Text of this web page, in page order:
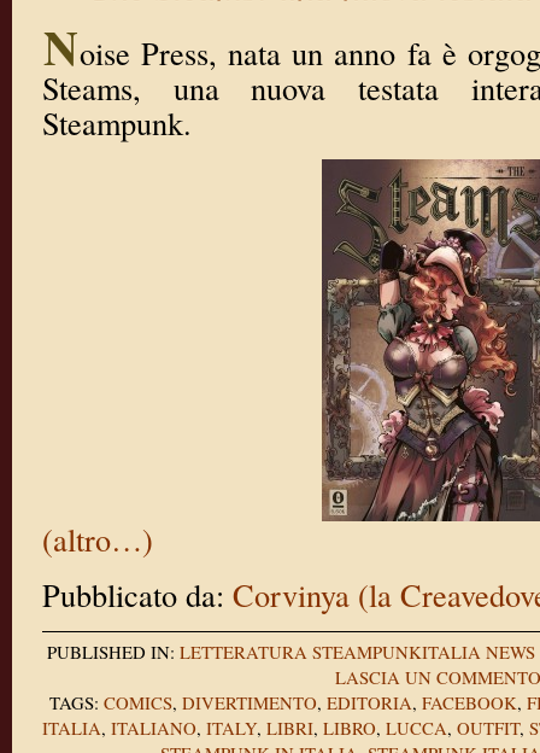
Noise Press, nata un anno fa è
Steams, una nuova testata
Steampunk.
(altro…)
Pubblicato da: Corvinya (la
PUBLISHED IN: LETTERATURA STEAMPUNKITALIA NEWS
LASCIA UN COMMENTO
TAGS: COMICS, DIVERTIMENTO, EDITORIA, FACEBOOK,
ITALIA, ITALIANO, ITALY, LIBRI, LIBRO, LUCCA, OUTFIT,